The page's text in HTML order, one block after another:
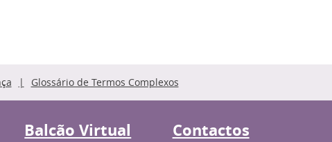
Glossário de Termos Complexos
Balcão Virtual Contactos